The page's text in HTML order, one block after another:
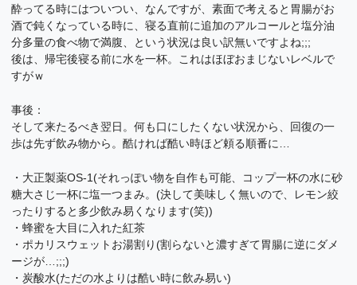
酔ってる時にはついつい、なんですが、素面で考えると胃腸がお
酒で鈍くなっている時に、寝る直前に追加のアルコールと塩分油
分多量の食べ物で満腹、という状況は良い訳無いですよね;;;
後は、帰宅後寝る前に水を一杯。これはほぼおまじないレベルで
すがｗ
事後：
そして来たるべき翌日。何も口にしたくない状況から、回復の一
歩は先ず飲み物から。酷ければ酷い時ほど頼る順番に…
・大正製薬OS-1(それっぽい物を自作も可能、コップ一杯の水に砂
糖大さじ一杯に塩一つまみ。(決して美味しく無いので、レモン絞
ったりすると多少飲み易くなります(笑))
・蜂蜜を大目に入れた紅茶
・ポカリスウェットお湯割り(割らないと濃すぎて胃腸に逆にダメ
ージが…;;;)
・炭酸水(ただの水よりは酷い時に飲み易い)